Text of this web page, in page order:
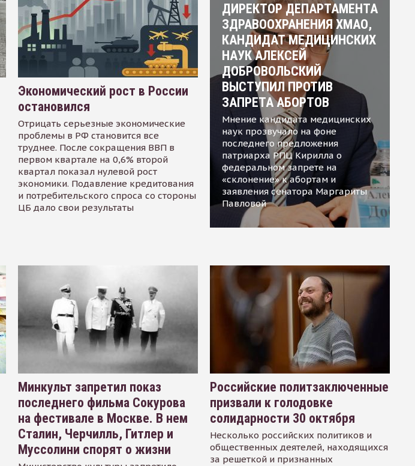
Экономический рост в России
остановился
Отрицать серьезные экономические
проблемы в РФ становится все
труднее. После сокращения ВВП в
первом квартале на 0,6% второй
квартал показал нулевой рост
экономики. Подавление кредитования
и потребительского спроса со стороны
ЦБ дало свои результаты
ДИРЕКТОР ДЕПАРТАМЕНТА
ЗДРАВООХРАНЕНИЯ ХМАО,
КАНДИДАТ МЕДИЦИНСКИХ
НАУК АЛЕКСЕЙ
ДОБРОВОЛЬСКИЙ
ВЫСТУПИЛ ПРОТИВ
ЗАПРЕТА АБОРТОВ
Мнение кандидата медицинских
наук прозвучало на фоне
последнего предложения
патриарха РПЦ Кирилла о
федеральном запрете на
«склонение» к абортам и
заявления сенатора Маргариты
Павловой
Минкульт запретил показ
последнего фильма Сокурова
на фестивале в Москве. В нем
Сталин, Черчилль, Гитлер и
Муссолини спорят о жизни
Российские политзаключенные
призвали к голодовке
солидарности 30 октября
Несколько российских политиков и
общественных деятелей, находящихся
за решеткой и признанных